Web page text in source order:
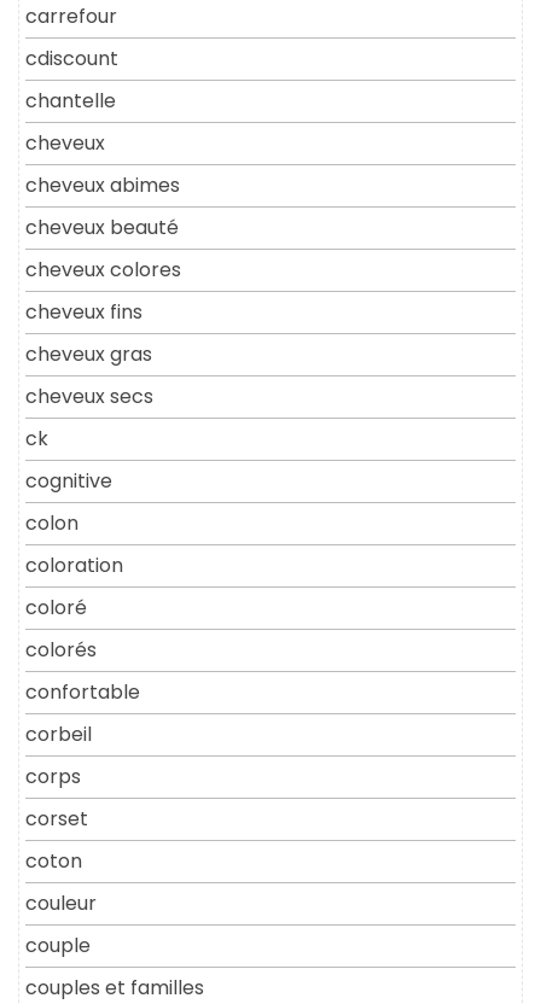
carrefour
cdiscount
chantelle
cheveux
cheveux abimes
cheveux beauté
cheveux colores
cheveux fins
cheveux gras
cheveux secs
ck
cognitive
colon
coloration
coloré
colorés
confortable
corbeil
corps
corset
coton
couleur
couple
couples et familles